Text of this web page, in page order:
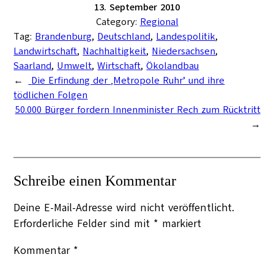
13. September 2010
Category: Regional
Tag: Brandenburg, Deutschland, Landespolitik
Landwirtschaft, Nachhaltigkeit, Niedersachsen
Saarland, Umwelt, Wirtschaft, Ökolandbau
←
Die Erfindung der ‚Metropole Ruhr’ und ihre
tödlichen Folgen
50.000 Bürger fordern Innenminister Rech zum Rücktritt
→
Schreibe einen Kommentar
Deine E-Mail-Adresse wird nicht veröffentlicht.
Erforderliche Felder sind mit * markiert
Kommentar *